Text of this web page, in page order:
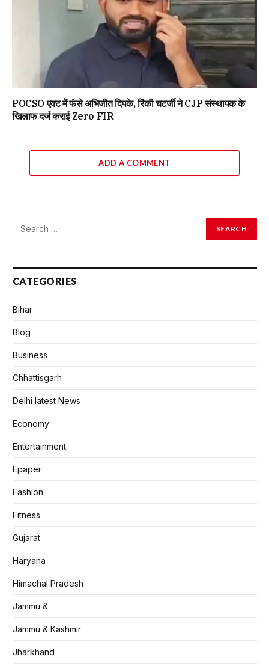
POCSO एक्ट में फंसे अभिजीत दिपके, रिंकी चटर्जी ने CJP संस्थापक के
खिलाफ दर्ज कराई Zero FIR
ADD A COMMENT
CATEGORIES
Bihar
Blog
Business
Chhattisgarh
Delhi latest News
Economy
Entertainment
Epaper
Fashion
Fitness
Gujarat
Haryana
Himachal Pradesh
Jammu &
Jammu & Kashmir
Jharkhand